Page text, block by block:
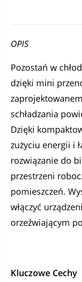
OPIS
Pozostań w
dzięki mini
schładzania
Dzięki
zużyciu energii i
rozwiązanie do
przestrzeni
pomieszczeń.
włączyć
orzeźwiającym
Kluczowe Cechy